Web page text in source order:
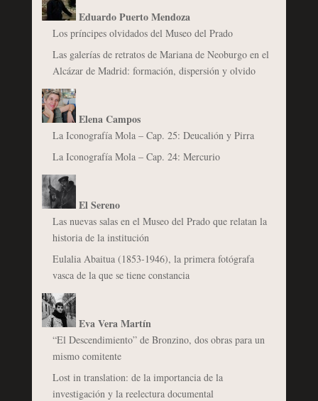
Eduardo Puerto Mendoza
Los príncipes olvidados del Museo del Prado
Las galerías de retratos de Mariana de Neoburgo en el
Alcázar de Madrid: formación, dispersión y olvido
Elena Campos
La Iconografía Mola – Cap. 25: Deucalión y Pirra
La Iconografía Mola – Cap. 24: Mercurio
El Sereno
Las nuevas salas en el Museo del Prado que relatan la
historia de la institución
Eulalia Abaitua (1853-1946), la primera fotógrafa
vasca de la que se tiene constancia
Eva Vera Martín
“El Descendimiento” de Bronzino, dos obras para un
mismo comitente
Lost in translation: de la importancia de la
investigación y la reelectura documental